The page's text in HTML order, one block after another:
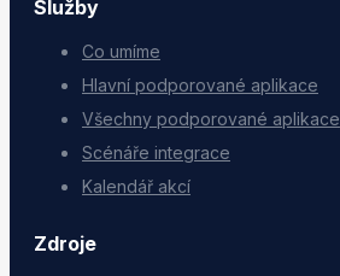
Služby
Co umíme
Hlavní podporované aplikace
Všechny podporované aplikace
Scénáře integrace
Kalendář akcí
Zdroje